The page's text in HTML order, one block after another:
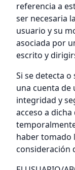
referencia a
ser necesaria
usuario y su
asociada por
escrito y
Si se detecta
una cuenta
integridad y
acceso a
haber tomado
consideración